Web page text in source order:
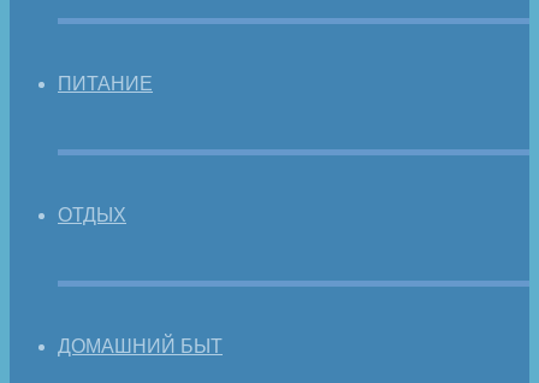
ПИТАНИЕ
ОТДЫХ
ДОМАШНИЙ БЫТ